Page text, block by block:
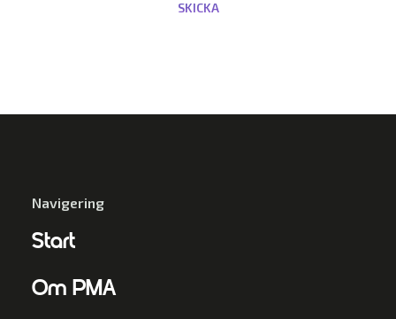
Navigering
Start
Om PMA